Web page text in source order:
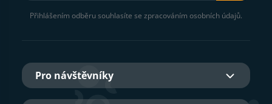
Přihlášením odběru souhlasíte se zpracováním osobních údajů.
Pro návštěvníky